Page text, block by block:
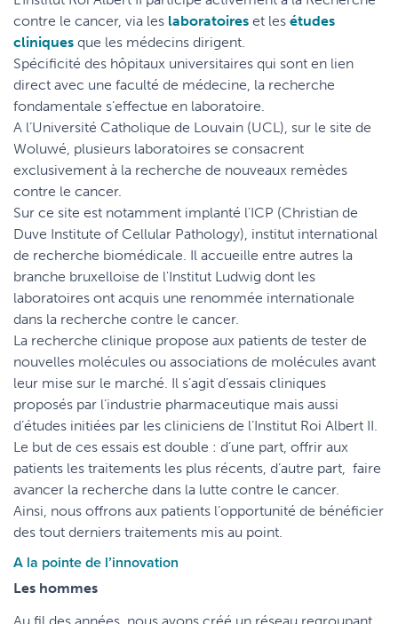
contre le cancer, via les laboratoires et les études
cliniques que les médecins dirigent.
Spécificité des hôpitaux universitaires qui sont en lien
direct avec une faculté de médecine, la recherche
fondamentale s’effectue en laboratoire.
A l’Université Catholique de Louvain (UCL), sur le site de
Woluwé, plusieurs laboratoires se consacrent
exclusivement à la recherche de nouveaux remèdes
contre le cancer.
Sur ce site est notamment implanté l'ICP (Christian de
Duve Institute of Cellular Pathology), institut international
de recherche biomédicale. Il accueille entre autres la
branche bruxelloise de l'Institut Ludwig dont les
laboratoires ont acquis une renommée internationale
dans la recherche contre le cancer.
La recherche clinique propose aux patients de tester de
nouvelles molécules ou associations de molécules avant
leur mise sur le marché. Il s’agit d’essais cliniques
proposés par l’industrie pharmaceutique mais aussi
d’études initiées par les cliniciens de l’Institut Roi Albert II.
Le but de ces essais est double : d’une part, offrir aux
patients les traitements les plus récents, d’autre part, faire
avancer la recherche dans la lutte contre le cancer.
Ainsi, nous offrons aux patients l’opportunité de bénéficier
des tout derniers traitements mis au point.
A la pointe de l’innovation
Les hommes